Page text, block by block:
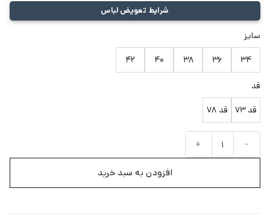
شرایط تعویض لباس
سایز
34
36
38
40
42
قد
قد 73
قد 78
افزودن به سبد خرید